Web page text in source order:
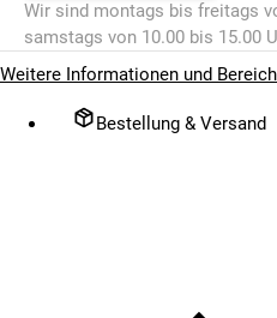
Wir sind montags bis freitags
samstags von 10.00 bis 15.00
Weitere Informationen und
Bestellung & Versand